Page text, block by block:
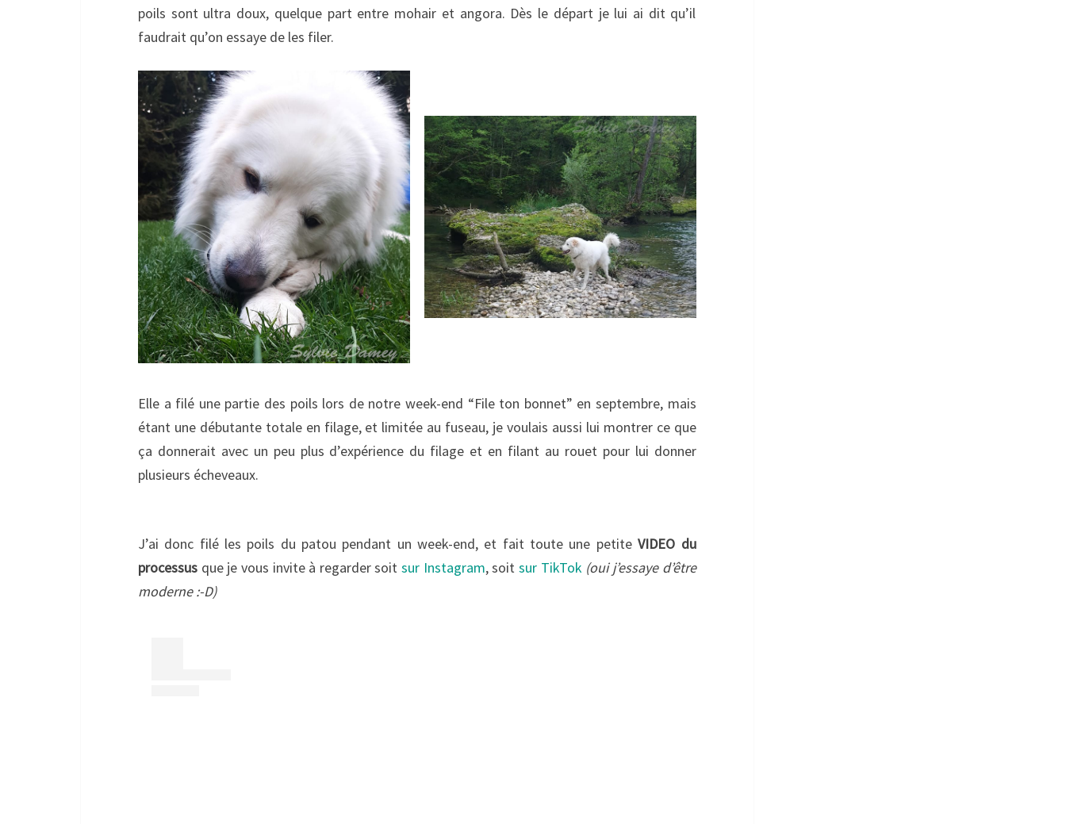
CHIEN
poils sont ultra doux, quelque part entre mohair et angora. Dès le départ je lui ai dit qu’il
faudrait qu’on essaye de les filer.
Elle a filé une partie des poils lors de notre week-end “File ton bonnet” en septembre, mais
étant une débutante totale en filage, et limitée au fuseau, je voulais aussi lui montrer ce que
ça donnerait avec un peu plus d’expérience du filage et en filant au rouet pour lui donner
plusieurs écheveaux.
J’ai donc filé les poils du patou pendant un week-end, et fait toute une petiteVIDEO du
processus que je vous invite à regarder soitsur Instagram, soit sur TikTok (oui j’essaye d’être
moderne :-D)